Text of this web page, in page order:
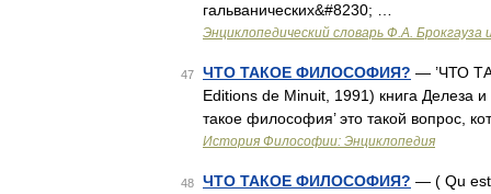
гальванических&#8230; …
Энциклопедический словарь Ф.А.
47 ЧТО ТАКОЕ ФИЛОСОФИЯ? — ’ЧТО
Editions de Minuit, 1991) книга Делеза
такое философия’ это такой вопрос,
История Философии: Энциклопедия
48 ЧТО ТАКОЕ ФИЛОСОФИЯ? — ( Qu est